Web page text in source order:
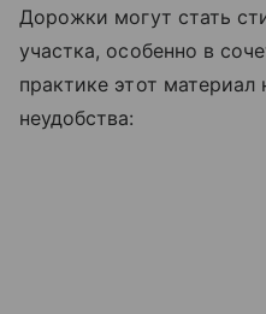
Дорожки могут стать
участка, особенно в
практике этот материал
неудобства: